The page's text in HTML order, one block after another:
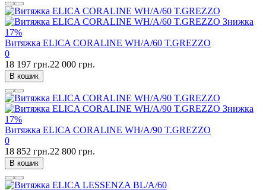
Знижка
17%
Витяжка ELICA CORALINE WH/A/60 T.GREZZO
0
18 197 грн.22 000 грн.
В кошик
Знижка
17%
Витяжка ELICA CORALINE WH/A/90 T.GREZZO
0
18 852 грн.22 800 грн.
В кошик